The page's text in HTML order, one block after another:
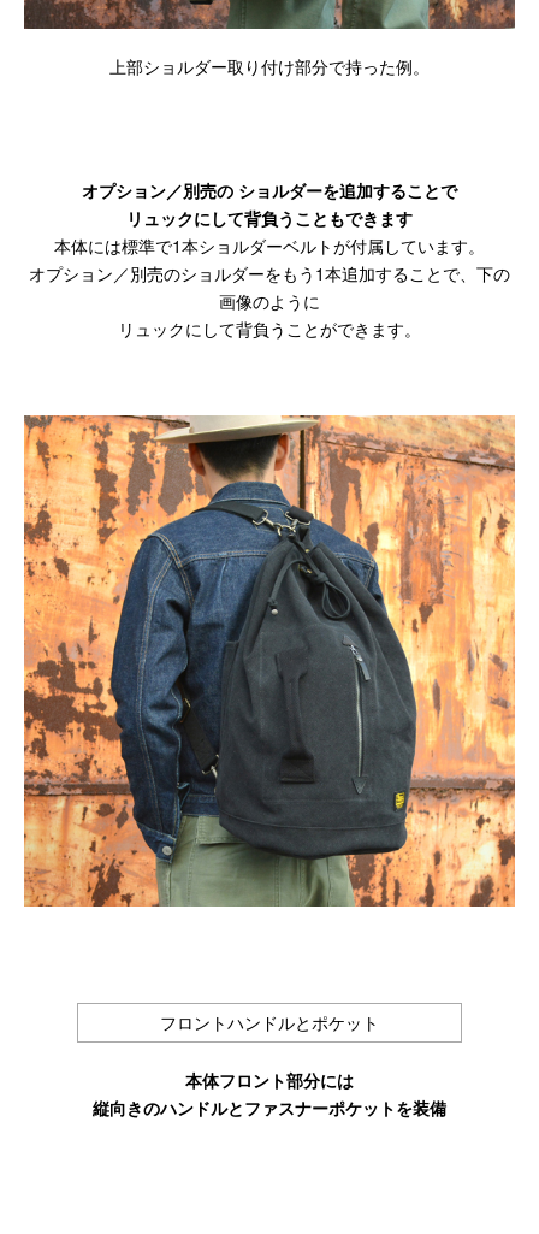
上部ショルダー取り付け部分で持った例。
オプション／別売の ショルダーを追加することで
リュックにして背負うこともできます
本体には標準で1本ショルダーベルトが付属しています。
オプション／別売のショルダーをもう1本追加することで、下の
画像のように
リュックにして背負うことができます。
フロントハンドルとポケット
本体フロント部分には
縦向きのハンドルとファスナーポケットを装備